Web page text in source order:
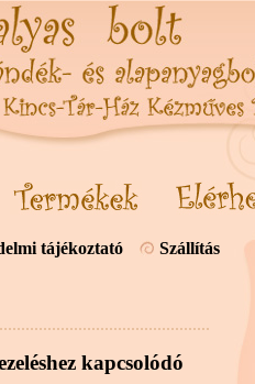
tájékoztató Szállítás
kapcsolódó